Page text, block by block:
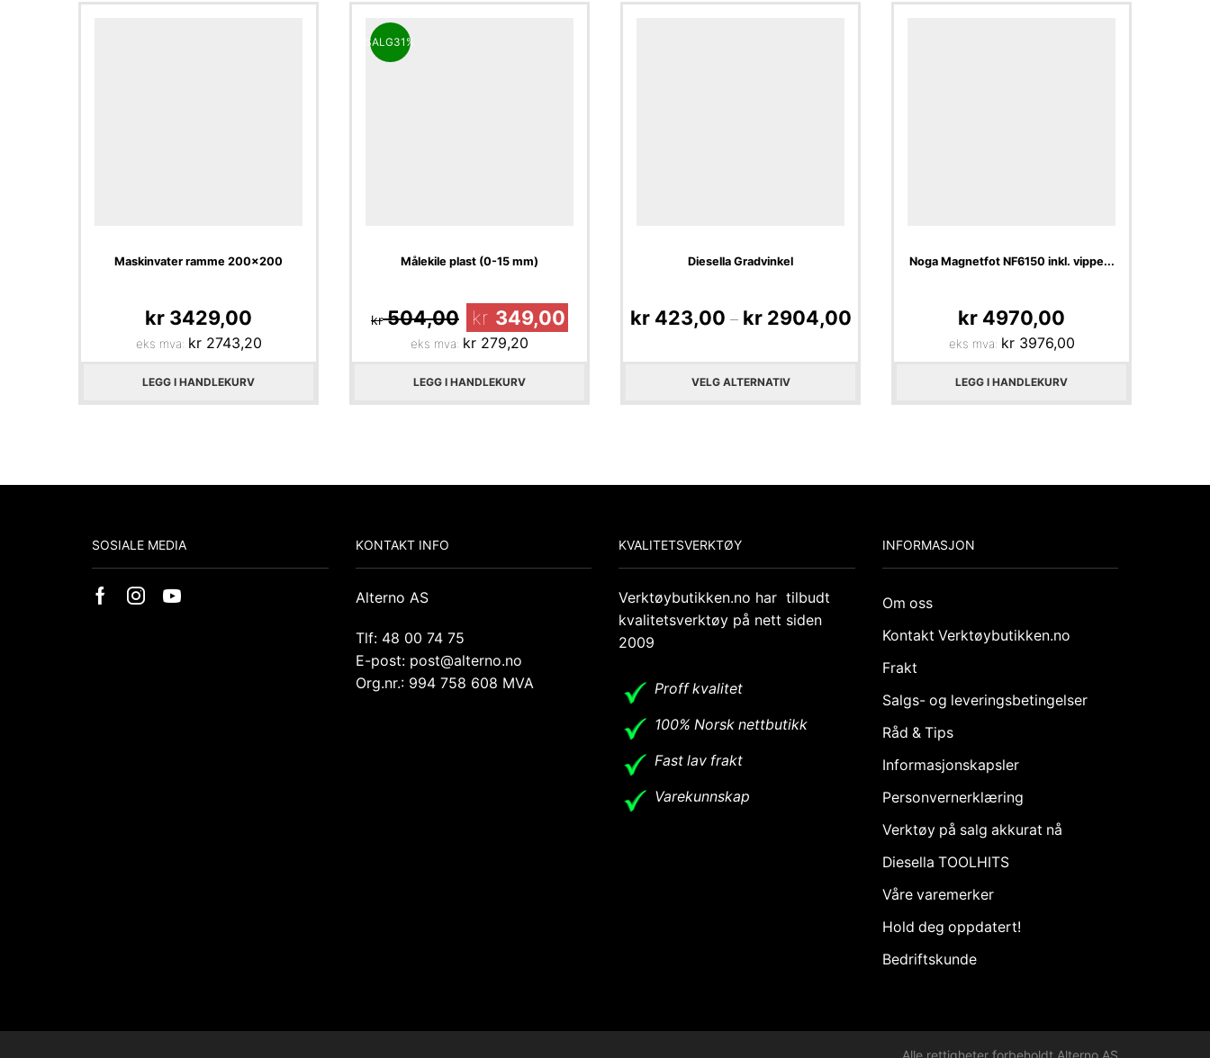
Maskinvater ramme 200×200
kr 3429,00
eks mva: kr2743,20
LEGG I HANDLEKURV
SALG31%
Målekile plast (0-15 mm)
kr504,00 kr 349,00
eks mva: kr 279,20
LEGG I HANDLEKURV
Diesella Gradvinkel
kr423,00 – kr2904,00
VELG ALTERNATIV
Noga Magnetfot NF6150 inkl. vippe...
kr 4970,00
eks mva: kr3976,00
LEGG I HANDLEKURV
SOSIALE MEDIA KONTAKT INFO
Alterno AS
Tlf: 48 00 74 75
E-post: post@alterno.no
Org.nr.: 994 758 608 MVA
KVALITETSVERKTØY
Verktøybutikken.no har tilbudt
kvalitetsverktøy på nett siden
2009
Proff kvalitet
100% Norsk nettbutikk
Fast lav frakt
Varekunnskap
INFORMASJON
Om oss
Kontakt Verktøybutikken.no
Frakt
Salgs- og leveringsbetingelser
Råd & Tips
Informasjonskapsler
Personvernerklæring
Verktøy på salg akkurat nå
Diesella TOOLHITS
Våre varemerker
Hold deg oppdatert!
Bedriftskunde
Alle rettigheter forbeholdt Alterno AS